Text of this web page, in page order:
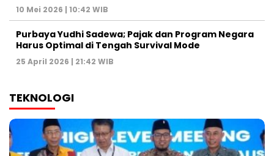
10 Mei 2026 | 10:42 WIB
Purbaya Yudhi Sadewa; Pajak dan Program Negara
Harus Optimal di Tengah Survival Mode
25 April 2026 | 21:42 WIB
TEKNOLOGI